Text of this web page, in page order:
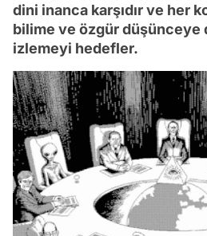
dini inanca karşıdır ve her
bilime ve özgür düşünceye
izlemeyi hedefler.